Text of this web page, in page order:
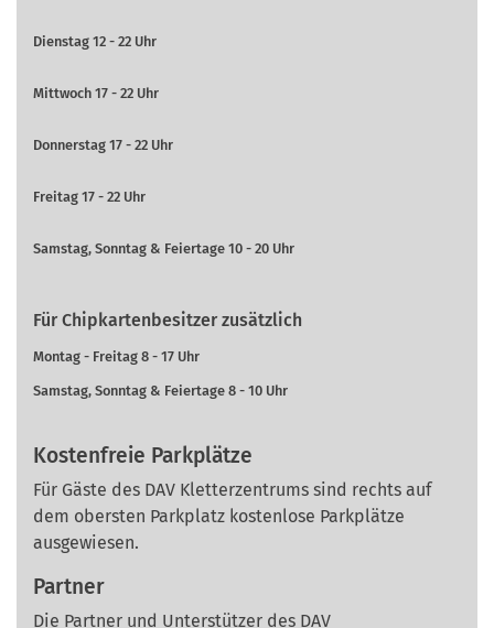
Dienstag 12 - 22 Uhr
Mittwoch 17 - 22 Uhr
Donnerstag 17 - 22 Uhr
Freitag 17 - 22 Uhr
Samstag, Sonntag & Feiertage 10 - 20 Uhr
Für Chipkartenbesitzer zusätzlich
Montag - Freitag 8 - 17 Uhr
Samstag, Sonntag & Feiertage 8 - 10 Uhr
Kostenfreie Parkplätze
Für Gäste des DAV Kletterzentrums sind rechts auf
dem obersten Parkplatz kostenlose Parkplätze
ausgewiesen.
Partner
Die Partner und Unterstützer des DAV